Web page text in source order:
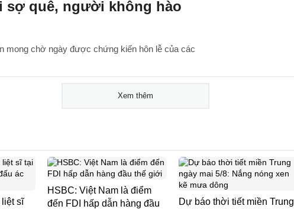
quê, người không hào
mong chờ ngày được chứng kiến hôn lễ của các
Xem thêm
liệt sĩ
HSBC: Việt Nam là điểm
đến FDI hấp dẫn hàng đầu
Dự báo thời tiết miền Trung